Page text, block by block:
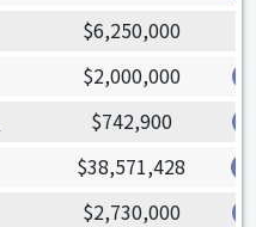
$6,250,000
$2,000,000
$742,900
$38,571,428
$2,730,000